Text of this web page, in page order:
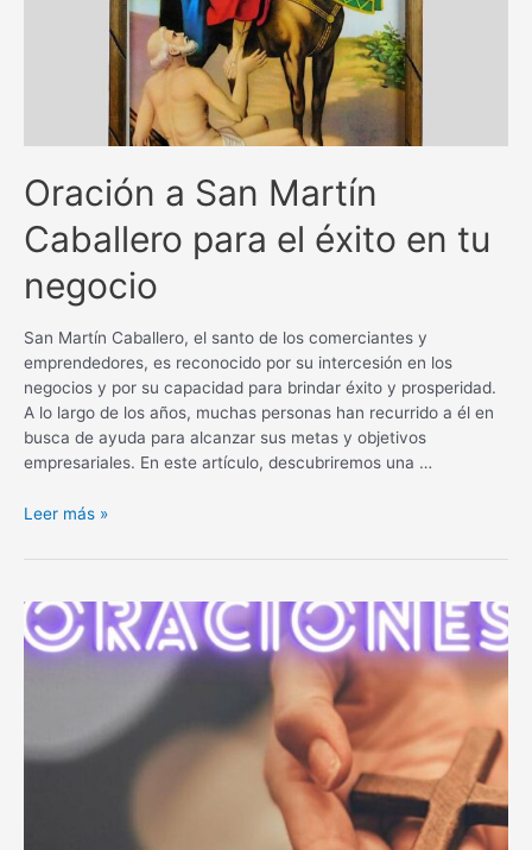
abundancia
Oración a San Martín
Caballero para el éxito en tu
negocio
San Martín Caballero, el santo de los comerciantes y
emprendedores, es reconocido por su intercesión en los
negocios y por su capacidad para brindar éxito y prosperidad.
A lo largo de los años, muchas personas han recurrido a él en
busca de ayuda para alcanzar sus metas y objetivos
empresariales. En este artículo, descubriremos una …
Oración
San
Caballero
para
el
negocio
Leer más »